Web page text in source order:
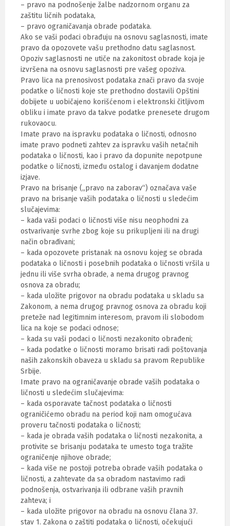
– pravo na podnošenje žalbe nadzornom organu za
zaštitu ličnih podataka,
– pravo ograničavanja obrade podataka.
Ako se vaši podaci obrađuju na osnovu saglasnosti, imate
pravo da opozovete vašu prethodno datu saglasnost.
Opoziv saglasnosti ne utiče na zakonitost obrade koja je
izvršena na osnovu saglasnosti pre vašeg opoziva.
Pravo lica na prenosivost podataka znači pravo da svoje
podatke o ličnosti koje ste prethodno dostavili Opštini
dobijete u uobičajeno korišćenom i elektronski čitljivom
obliku i imate pravo da takve podatke prenesete drugom
rukovaocu.
Imate pravo na ispravku podataka o ličnosti, odnosno
imate pravo podneti zahtev za ispravku vaših netačnih
podataka o ličnosti, kao i pravo da dopunite nepotpune
podatke o ličnosti, između ostalog i davanjem dodatne
izjave.
Pravo na brisanje („pravo na zaborav“) označava vaše
pravo na brisanje vaših podataka o ličnosti u sledećim
slučajevima:
– kada vaši podaci o ličnosti više nisu neophodni za
ostvarivanje svrhe zbog koje su prikupljeni ili na drugi
način obrađivani;
– kada opozovete pristanak na osnovu kojeg se obrada
podataka o ličnosti i posebnih podataka o ličnosti vršila u
jednu ili više svrha obrade, a nema drugog pravnog
osnova za obradu;
– kada uložite prigovor na obradu podataka u skladu sa
Zakonom, a nema drugog pravnog osnova za obradu koji
preteže nad legitimnim interesom, pravom ili slobodom
lica na koje se podaci odnose;
– kada su vaši podaci o ličnosti nezakonito obrađeni;
– kada podatke o ličnosti moramo brisati radi poštovanja
naših zakonskih obaveza u skladu sa pravom Republike
Srbije.
Imate pravo na ograničavanje obrade vaših podataka o
ličnosti u sledećim slučajevima:
– kada osporavate tačnost podataka o ličnosti
ograničićemo obradu na period koji nam omogućava
proveru tačnosti podataka o ličnosti;
– kada je obrada vaših podataka o ličnosti nezakonita, a
protivite se brisanju podataka te umesto toga tražite
ograničenje njihove obrade;
– kada više ne postoji potreba obrade vaših podataka o
ličnosti, a zahtevate da sa obradom nastavimo radi
podnošenja, ostvarivanja ili odbrane vaših pravnih
zahteva; i
– kada uložite prigovor na obradu na osnovu člana 37.
stav 1. Zakona o zaštiti podataka o ličnosti, očekujući